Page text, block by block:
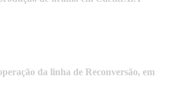
da linha de Reconversão, em